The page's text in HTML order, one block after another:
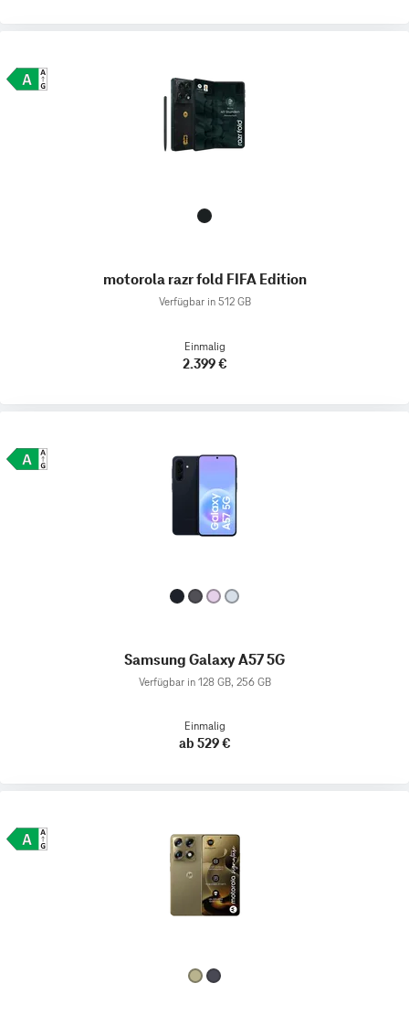
motorola razr fold FIFA Edition
Verfügbar in 512 GB
Einmalig
2.399 €
Samsung Galaxy A57 5G
Verfügbar in 128 GB, 256 GB
Einmalig
ab 529 €